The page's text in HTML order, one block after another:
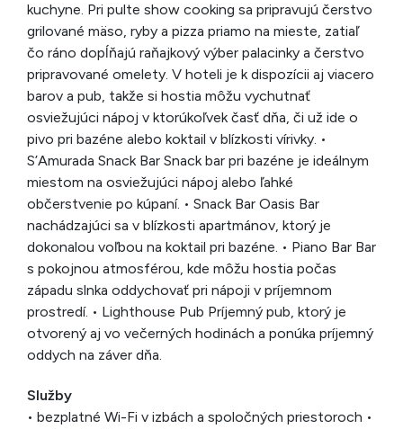
kuchyne. Pri pulte show cooking sa pripravujú čerstvo
grilované mäso, ryby a pizza priamo na mieste, zatiaľ
čo ráno dopĺňajú raňajkový výber palacinky a čerstvo
pripravované omelety. V hoteli je k dispozícii aj viacero
barov a pub, takže si hostia môžu vychutnať
osviežujúci nápoj v ktorúkoľvek časť dňa, či už ide o
pivo pri bazéne alebo koktail v blízkosti vírivky. •
S’Amurada Snack Bar Snack bar pri bazéne je ideálnym
miestom na osviežujúci nápoj alebo ľahké
občerstvenie po kúpaní. • Snack Bar Oasis Bar
nachádzajúci sa v blízkosti apartmánov, ktorý je
dokonalou voľbou na koktail pri bazéne. • Piano Bar Bar
s pokojnou atmosférou, kde môžu hostia počas
západu slnka oddychovať pri nápoji v príjemnom
prostredí. • Lighthouse Pub Príjemný pub, ktorý je
otvorený aj vo večerných hodinách a ponúka príjemný
oddych na záver dňa.
Služby
• bezplatné Wi-Fi v izbách a spoločných priestoroch •